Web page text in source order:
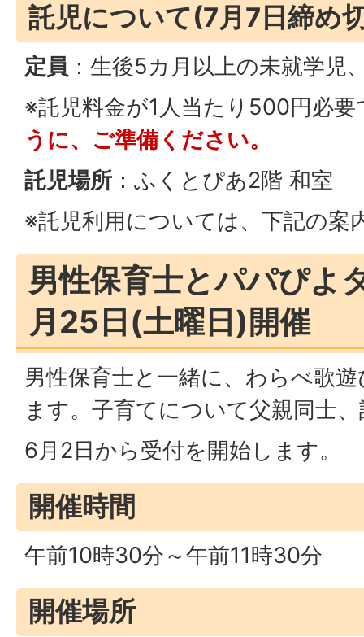
託児について(7月7日締め
定員 ：生後5カ月以上の未就学児
※託児料金が1人当たり500円必要
うに、ご準備ください。
託児場所 ：ふくとぴあ2階 和室
※託児利用については、下記の案
男性保育士とパパぴよ
月25日(土曜日)開催
男性保育士と一緒に、わらべ歌
ます。子育てについて父親同士
6月2日から受付を開始します。
開催時間
午前10時30分～午前11時30分
開催場所